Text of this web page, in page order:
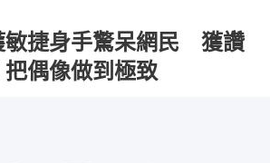
敏捷身手驚呆網民 獲讚
偶像做到極致